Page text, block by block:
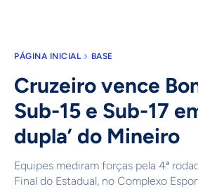
PÁGINA INICIAL BASE
Cruzeiro vence
Sub-15 e Sub-17
dupla’ do Mineiro
Equipes mediram forças pela 4ª
Final do Estadual, no Complexo